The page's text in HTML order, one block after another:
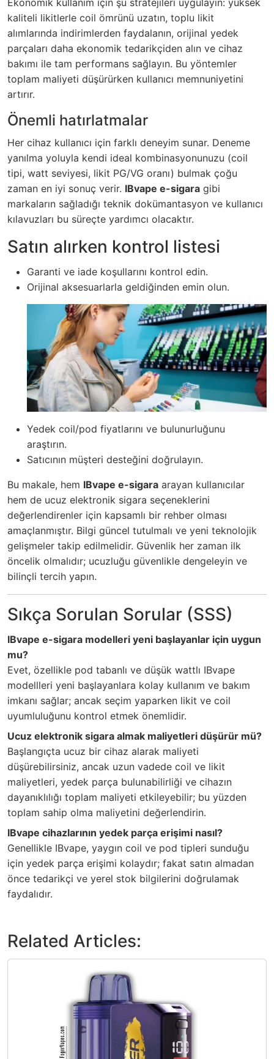
kaliteli likitlerle coil ömrünü uzatın, toplu likit
alımlarında indirimlerden faydalanın, orijinal yedek
parçaları daha ekonomik tedarikçiden alın ve cihaz
bakımı ile tam performans sağlayın. Bu yöntemler
toplam maliyeti düşürürken kullanıcı memnuniyetini
artırır.
Önemli hatırlatmalar
Her cihaz kullanıcı için farklı deneyim sunar. Deneme
yanılma yoluyla kendi ideal kombinasyonunuzu (coil
tipi, watt seviyesi, likit PG/VG oranı) bulmak çoğu
zaman en iyi sonuç verir. IBvape e-sigara gibi
markaların sağladığı teknik dokümantasyon ve kullanıcı
kılavuzları bu süreçte yardımcı olacaktır.
Satın alırken kontrol listesi
Garanti ve iade koşullarını kontrol edin.
Orijinal aksesuarlarla geldiğinden emin olun.
Yedek coil/pod fiyatlarını ve bulunurluğunu
araştırın.
Satıcının müşteri desteğini doğrulayın.
Bu makale, hem IBvape e-sigara arayan kullanıcılar
hem de ucuz elektronik sigara seçeneklerini
değerlendirenler için kapsamlı bir rehber olması
amaçlanmıştır. Bilgi güncel tutulmalı ve yeni teknolojik
gelişmeler takip edilmelidir. Güvenlik her zaman ilk
öncelik olmalıdır; ucuzluğu güvenlikle dengeleyin ve
bilinçli tercih yapın.
Sıkça Sorulan Sorular (SSS)
IBvape e-sigara modelleri yeni başlayanlar için uygun
mu?
Evet, özellikle pod tabanlı ve düşük wattlı IBvape
modellleri yeni başlayanlara kolay kullanım ve bakım
imkanı sağlar; ancak seçim yaparken likit ve coil
uyumluluğunu kontrol etmek önemlidir.
Ucuz elektronik sigara almak maliyetleri düşürür mü?
Başlangıçta ucuz bir cihaz alarak maliyeti
düşürebilirsiniz, ancak uzun vadede coil ve likit
maliyetleri, yedek parça bulunabilirliği ve cihazın
dayanıklılığı toplam maliyeti etkileyebilir; bu yüzden
toplam sahip olma maliyetini değerlendirin.
IBvape cihazlarının yedek parça erişimi nasıl?
Genellikle IBvape, yaygın coil ve pod tipleri sunduğu
için yedek parça erişimi kolaydır; fakat satın almadan
önce tedarikçi ve yerel stok bilgilerini doğrulamak
faydalıdır.
Related Articles: